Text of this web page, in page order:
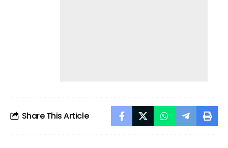
Share This Article